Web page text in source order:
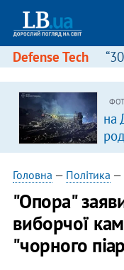
Defense Tech
на
Головна — Політика —
"Опора"
виборчої
"чорного